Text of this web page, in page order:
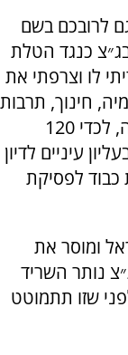
גם לרובכם בשם
כנגד הטלת
לו וצרפתי את
חינוך, תרבות
וביטחון, קבוצה שגדלה מעתירה לעתירה, לכדי 120
עיניים לדיון
כבוד לפסיקת
ומוסר את
חברים. הבג״צ נותר השריד
שזו תתמוטט